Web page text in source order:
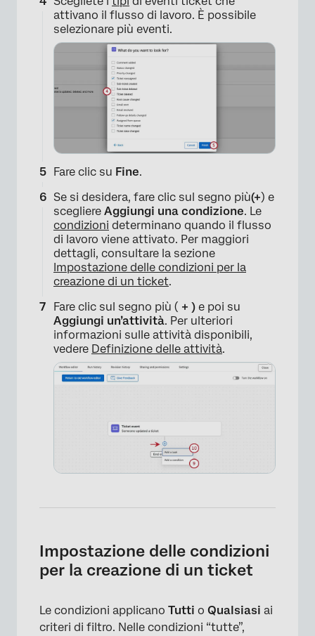
attivano il flusso di lavoro. È possibile
selezionare più eventi.
×
Fare clic su Fine.
Se si desidera, fare clic sul segno più(+) e
scegliere Aggiungi una condizione. Le
condizioni determinano quando il flusso
di lavoro viene attivato. Per maggiori
dettagli, consultare la sezione
Impostazione delle condizioni per la
creazione di un ticket.
Fare clic sul segno più ( + ) e poi su
Aggiungi un’attività. Per ulteriori
informazioni sulle attività disponibili,
vedere Definizione delle attività.
Impostazione delle condizioni
per la creazione di un ticket
Le condizioni applicano Tutti o Qualsiasi ai
criteri di filtro. Nelle condizioni “tutte”,